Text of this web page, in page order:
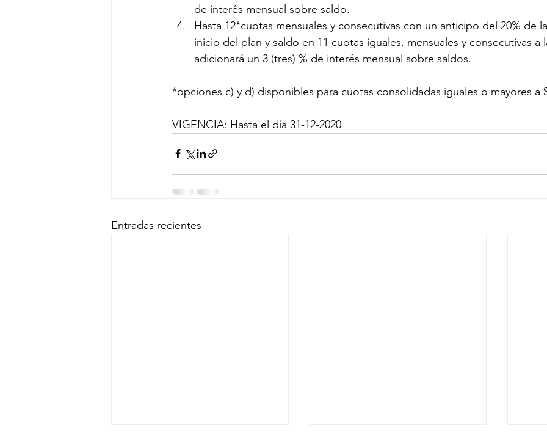
de interés mensual sobre saldo.
Hasta 12*cuotas mensuales y consecutivas con un anticipo del 20% de
inicio del plan y saldo en 11 cuotas iguales, mensuales y consecutivas a
adicionará un 3 (tres) % de interés mensual sobre saldos.
*opciones c) y d) disponibles para cuotas consolidadas iguales o mayores a
VIGENCIA: Hasta el día 31-12-2020
Entradas recientes